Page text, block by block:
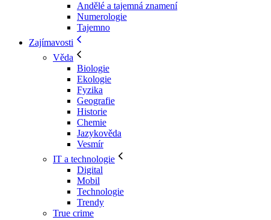
Andělé a tajemná znamení
Numerologie
Tajemno
Zajímavosti
Věda
Biologie
Ekologie
Fyzika
Geografie
Historie
Chemie
Jazykověda
Vesmír
IT a technologie
Digital
Mobil
Technologie
Trendy
True crime